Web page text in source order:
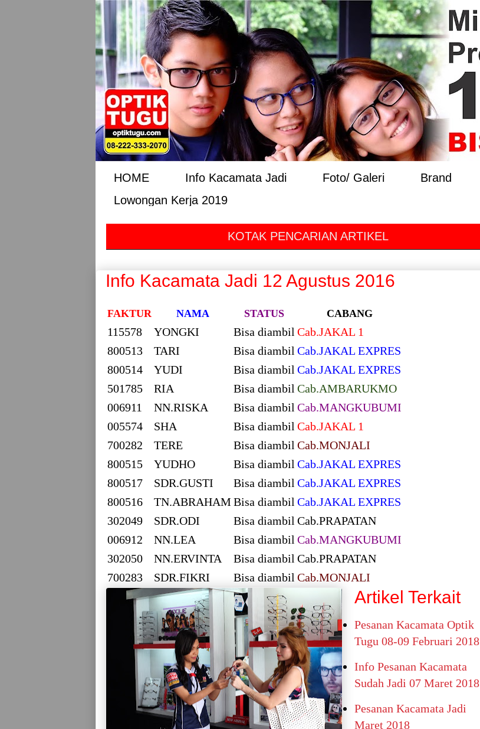
HOME Info Kacamata Jadi Foto/ Galeri Brand
Lowongan Kerja 2019
KOTAK PENCARIAN ARTIKEL
Info Kacamata Jadi 12 Agustus 2016
FAKTUR NAMA STATUS CABANG
115578 YONGKI Bisa diambil Cab.JAKAL 1
800513
TARI Bisa diambil Cab.JAKAL EXPRES
800514
YUDI Bisa diambil Cab.JAKAL EXPRES
501785
RIA Bisa diambil Cab.AMBARUKMO
006911
NN.RISKA Bisa diambil Cab.MANGKUBUMI
005574
SHA Bisa diambil Cab.JAKAL 1
700282
TERE Bisa diambil Cab.MONJALI
800515
YUDHO Bisa diambil Cab.JAKAL EXPRES
800517
SDR.GUSTI Bisa diambil Cab.JAKAL EXPRES
800516
TN.ABRAHAMBisa diambil Cab.JAKAL EXPRES
302049
SDR.ODI Bisa diambil Cab.PRAPATAN
006912
NN.LEA Bisa diambil Cab.MANGKUBUMI
302050
NN.ERVINTA Bisa diambil Cab.PRAPATAN
700283
SDR.FIKRI Bisa diambil Cab.MONJALI
Artikel Terkait
Pesanan Kacamata Optik
Tugu 08-09 Februari 2018
Info Pesanan Kacamata
Sudah Jadi 07 Maret 2018
Pesanan Kacamata Jadi
Maret 2018